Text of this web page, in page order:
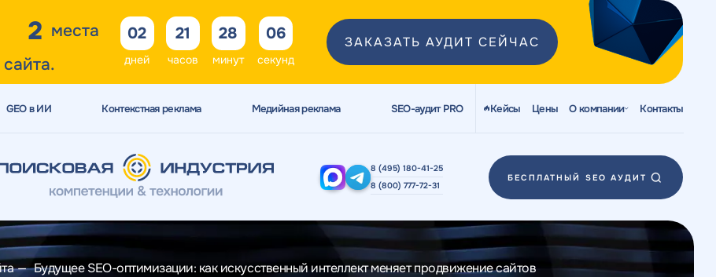
2 места
02
дней
21
часов
28
минут
05
секунд
ЗАКАЗАТЬ АУДИТ СЕЙЧАС
GEO в ИИ Контекстная реклама Медийная реклама SEO-аудит PRO Кейсы Цены О компании Контакты
8 (495) 180-41-25
8 (800) 777-72-31
БЕСПЛАТНЫЙ SEO АУДИТ
— Будущее SEO-оптимизации: как искусственный интеллект меняет продвижение сайтов